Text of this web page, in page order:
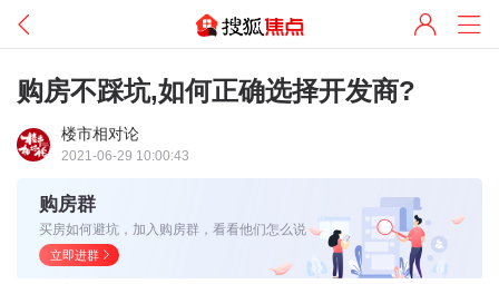
购房不踩坑,如何正确选择开发商?
楼市相对论
2021-06-29 10:00:43
购房群
买房如何避坑，加入购房群，看看他们怎么说
立即进群